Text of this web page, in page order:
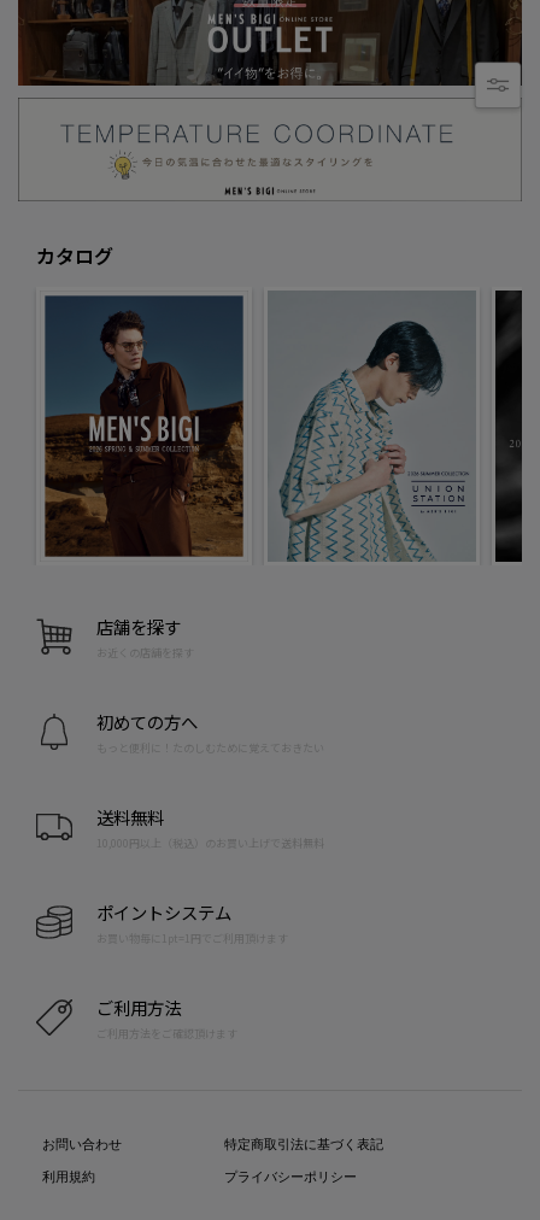
カタログ
店舗を探す
お近くの店舗を探す
初めての方へ
もっと便利に！たのしむために覚えておきたい
送料無料
10,000円以上（税込）のお買い上げで送料無料
ポイントシステム
お買い物毎に1pt=1円でご利用頂けます
ご利用方法
ご利用方法をご確認頂けます
お問い合わせ
利用規約
特定商取引法に基づく表記
プライバシーポリシー